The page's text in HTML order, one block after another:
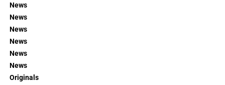
News
News
News
News
News
News
Originals